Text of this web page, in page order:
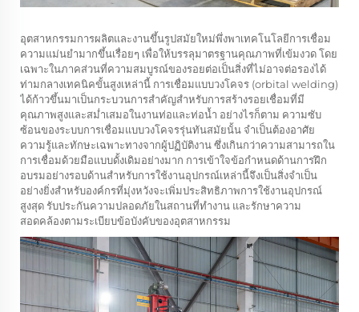
อุตสาหกรรมการผลิตและงานขึ้นรูปสมัยใหม่พึ่งพาเทคโนโลยีการเชื่อม
ความแม่นยำมากขึ้นเรื่อยๆ เพื่อให้บรรลุมาตรฐานคุณภาพที่เข้มงวด โดย
เฉพาะในภาคส่วนที่ความสมบูรณ์ของรอยต่อเป็นสิ่งที่ไม่อาจต่อรองได้
ท่ามกลางเทคนิคขั้นสูงเหล่านี้ การเชื่อมแบบวงโคจร (orbital welding)
ได้ก้าวขึ้นมาเป็นกระบวนการสำคัญสำหรับการสร้างรอยเชื่อมที่มี
คุณภาพสูงและสม่ำเสมอในงานท่อและท่อน้ำ อย่างไรก็ตาม ความซับ
ซ้อนของระบบการเชื่อมแบบวงโคจรรุ่นทันสมัยนั้น จำเป็นต้องอาศัย
ความรู้และทักษะเฉพาะทางจากผู้ปฏิบัติงาน ซึ่งเกินกว่าความสามารถใน
การเชื่อมด้วยมือแบบดั้งเดิมอย่างมาก การเข้าใจข้อกำหนดด้านการฝึก
อบรมอย่างรอบด้านสำหรับการใช้งานอุปกรณ์เหล่านี้จึงเป็นสิ่งจำเป็น
อย่างยิ่งสำหรับองค์กรที่มุ่งหวังจะเพิ่มประสิทธิภาพการใช้งานอุปกรณ์
สูงสุด รับประกันความปลอดภัยในสถานที่ทำงาน และรักษาความ
สอดคล้องตามระเบียบข้อบังคับของอุตสาหกรรม